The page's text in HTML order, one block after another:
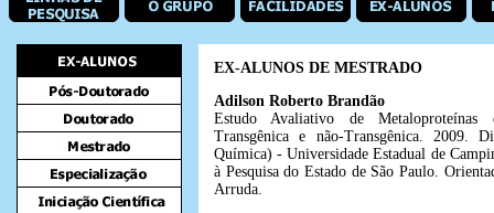
EX-ALUNOS DE MESTRADO
Adilson Roberto Brandão
Estudo Avaliativo de
Transgênica e não-Transgênica. 2009.
Química) - Universidade Estadual de
à Pesquisa do Estado de São Paulo.
Arruda.